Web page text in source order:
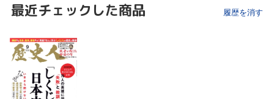
最近チェックした商品 履歴を消す